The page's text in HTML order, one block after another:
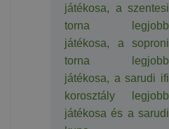
játékosa, a szentesi
torna legjobb
játékosa, a soproni
torna legjobb
játékosa, a sarudi ifi
korosztály legjobb
játékosa és a sarudi